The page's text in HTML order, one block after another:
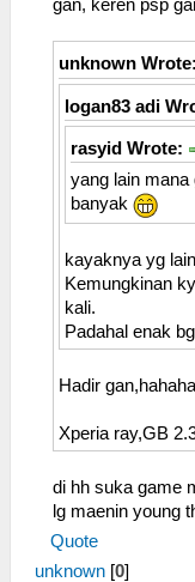
gan, keren psp
unknown Wrote:
logan83 adi
rasyid Wrote:
yang lain mana
banyak
kayaknya yg
Kemungkinan
kali.
Padahal enak
Hadir
Xperia ray,GB
di hh suka game
lg maenin young
Quote
unknown [0]